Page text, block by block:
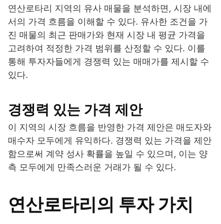
연산로타리 지역의 유사 매물을 분석하면, 시장 내에
서의 가격 흐름을 이해할 수 있다. 유사한 조건을 가
진 매물의 최근 판매가와 현재 시장 내 평균 가격을
고려하여 적정한 가격 범위를 산정할 수 있다. 이를
통해 투자자들에게 경쟁력 있는 매매가를 제시할 수
있다.
경쟁력 있는 가격 제안
이 지역의 시장 흐름을 반영한 가격 제안은 매도자와
매수자 모두에게 유익하다. 경쟁력 있는 가격을 제안
함으로써 계약 성사 확률을 높일 수 있으며, 이는 양
측 모두에게 만족스러운 거래가 될 수 있다.
연산로타리의 투자 가치